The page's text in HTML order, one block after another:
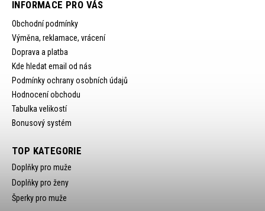
INFORMACE PRO VÁS
Obchodní podmínky
Výměna, reklamace, vrácení
Doprava a platba
Kde hledat email od nás
Podmínky ochrany osobních údajů
Hodnocení obchodu
Tabulka velikostí
Bonusový systém
TOP KATEGORIE
Doplňky pro muže
Doplňky pro ženy
Šperky pro muže